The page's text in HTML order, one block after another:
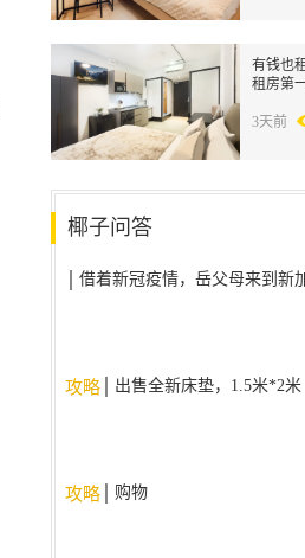
有钱也
租房第
3天前
椰子问答
借着新冠疫情，岳父母来到新
攻略 出售全新床垫，1.5米*2米
攻略 购物